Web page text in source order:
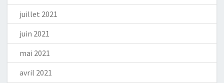
juillet 2021
juin 2021
mai 2021
avril 2021